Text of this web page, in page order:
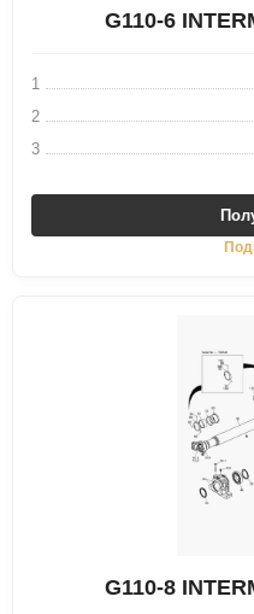
G110-6
1
2
3
G110-8